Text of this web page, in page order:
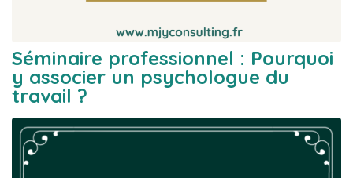
Séminaire professionnel : Pourquoi
y associer un psychologue du
travail ?